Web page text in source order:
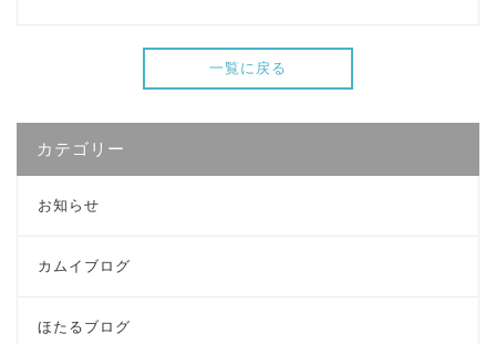
一覧に戻る
カテゴリー
お知らせ
カムイブログ
ほたるブログ